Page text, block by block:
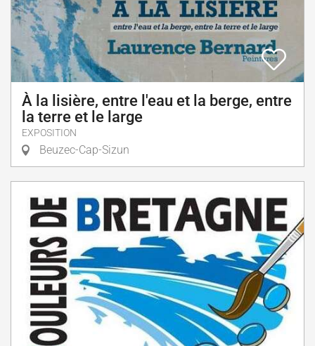
À la lisière, entre l'eau et la berge, entre
la terre et le large
EXPOSITION
Beuzec-Cap-Sizun